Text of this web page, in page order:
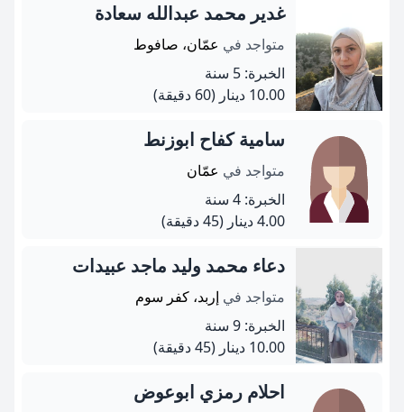
غدير محمد عبدالله سعادة
متواجد في عمّان، صافوط
الخبرة: 5 سنة
10.00 دينار
(60 دقيقة)
سامية كفاح ابوزنط
متواجد في عمّان
الخبرة: 4 سنة
4.00 دينار
(45 دقيقة)
دعاء محمد وليد ماجد عبيدات
متواجد في إربد، كفر سوم
الخبرة: 9 سنة
10.00 دينار
(45 دقيقة)
احلام رمزي ابوعوض